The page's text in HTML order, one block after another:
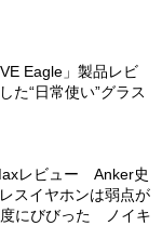
Eagle」製品レビ
“日常使い”グラス
レビュー Anker史
スイヤホンは弱点が
度にびびった ノイキ